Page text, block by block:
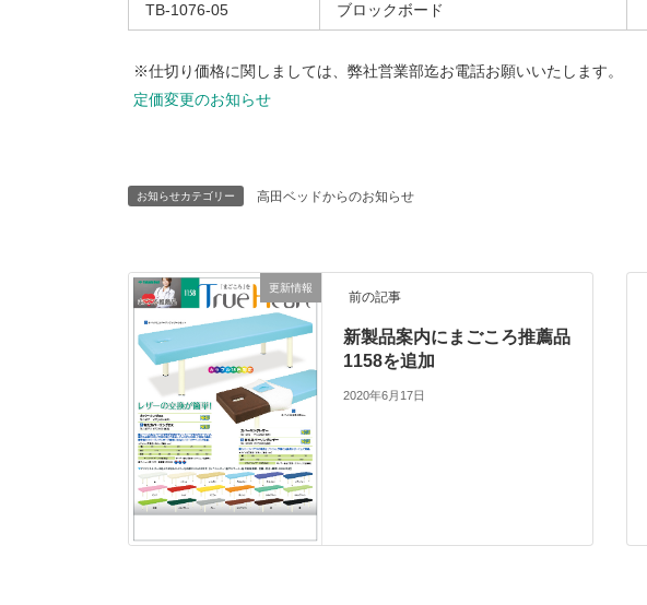
TB-1076-05 ブロックボード
※仕切り価格に関しましては、弊社営業部迄お電話お願いいたします。
定価変更のお知らせ
お知らせカテゴリー 高田ベッドからのお知らせ
更新情報
前の記事
新製品案内にまごころ推薦品
1158を追加
2020年6月17日